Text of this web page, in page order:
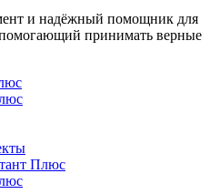
и надёжный помощник для
принимать верные
Плюс